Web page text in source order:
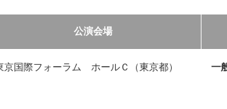
公演会場
京国際フォーラム ホールＣ（東京都） 一